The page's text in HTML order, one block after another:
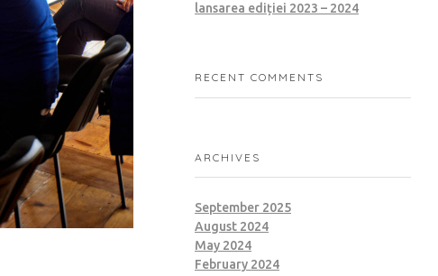
lansarea ediției 2023 – 2024
RECENT COMMENTS
ARCHIVES
September 2025
August 2024
May 2024
February 2024